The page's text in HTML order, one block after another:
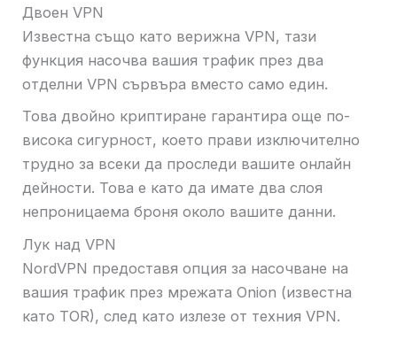
Двоен VPN
Известна също като верижна VPN, тази
функция насочва вашия трафик през два
отделни VPN сървъра вместо само един.
Това двойно криптиране гарантира още по-
висока сигурност, което прави изключително
трудно за всеки да проследи вашите онлайн
дейности. Това е като да имате два слоя
непроницаема броня около вашите данни.
Лук над VPN
NordVPN предоставя опция за насочване на
вашия трафик през мрежата Onion (известна
като TOR), след като излезе от техния VPN.